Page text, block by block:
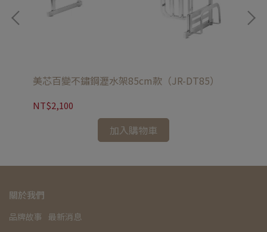
美芯百變不鏽鋼瀝水架85cm款（JR-DT85）
NT$2,100
加入購物車
關於我們
品牌故事 最新消息